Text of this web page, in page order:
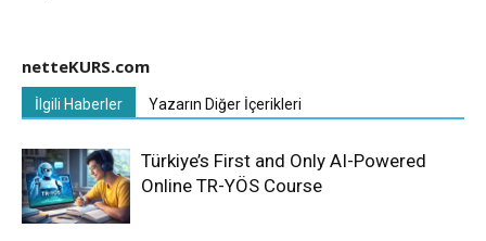
netteKURS.com
İlgili Haberler Yazarın Diğer İçerikleri
Türkiye’s First and Only AI-Powered
Online TR-YÖS Course